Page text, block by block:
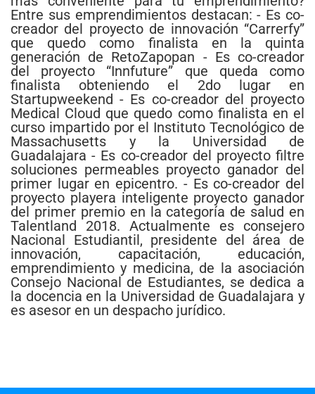
Entre sus emprendimientos destacan: - Es co-
creador del proyecto de innovación “Carrerfy”
que quedo como finalista en la quinta
generación de RetoZapopan - Es co-creador
del proyecto “Innfuture” que queda como
finalista obteniendo el 2do lugar en
Startupweekend - Es co-creador del proyecto
Medical Cloud que quedo como finalista en el
curso impartido por el Instituto Tecnológico de
Massachusetts y la Universidad de
Guadalajara - Es co-creador del proyecto filtre
soluciones permeables proyecto ganador del
primer lugar en epicentro. - Es co-creador del
proyecto playera inteligente proyecto ganador
del primer premio en la categoría de salud en
Talentland 2018. Actualmente es consejero
Nacional Estudiantil, presidente del área de
innovación, capacitación, educación,
emprendimiento y medicina, de la asociación
Consejo Nacional de Estudiantes, se dedica a
la docencia en la Universidad de Guadalajara y
es asesor en un despacho jurídico.